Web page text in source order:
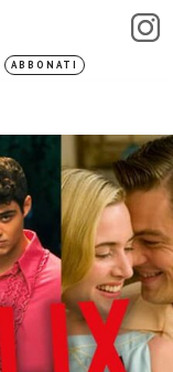
ABBONATI